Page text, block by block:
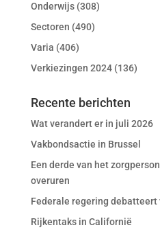
Onderwijs(308)
Sectoren (490)
Varia (406)
Verkiezingen 2024(136)
Recente berichten
Wat verandert er in juli 2026
Vakbondsactie in Brussel
Een derde van het
overuren
Federale regering debatteert
Rijkentaks in Californië